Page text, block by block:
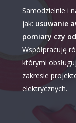
Samodzielnie i
jak: usuwanie
pomiary czy
Współpracuję
którymi
zakresie
elektrycznych.